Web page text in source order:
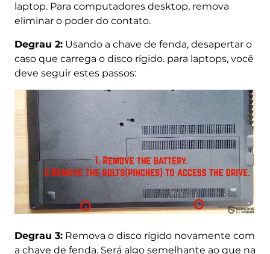
laptop. Para computadores desktop, remova
eliminar o poder do contato.
Degrau 2:Usando a chave de fenda, desapertar o
caso que carrega o disco rígido. para laptops, você
deve seguir estes passos:
Degrau 3:Remova o disco rígido novamente com
a chave de fenda. Será algo semelhante ao que na